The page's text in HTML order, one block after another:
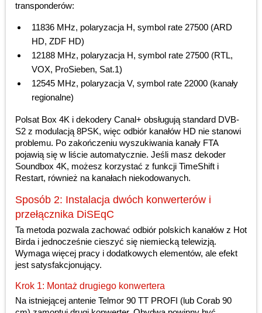
transponderów:
11836 MHz, polaryzacja H, symbol rate 27500 (ARD
HD, ZDF HD)
12188 MHz, polaryzacja H, symbol rate 27500 (RTL,
VOX, ProSieben, Sat.1)
12545 MHz, polaryzacja V, symbol rate 22000 (kanały
regionalne)
Polsat Box 4K i dekodery Canal+ obsługują standard DVB-
S2 z modulacją 8PSK, więc odbiór kanałów HD nie stanowi
problemu. Po zakończeniu wyszukiwania kanały FTA
pojawią się w liście automatycznie. Jeśli masz dekoder
Soundbox 4K, możesz korzystać z funkcji TimeShift i
Restart, również na kanałach niekodowanych.
Sposób 2: Instalacja dwóch konwerterów i
przełącznika DiSEqC
Ta metoda pozwala zachować odbiór polskich kanałów z Hot
Birda i jednocześnie cieszyć się niemiecką telewizją.
Wymaga więcej pracy i dodatkowych elementów, ale efekt
jest satysfakcjonujący.
Krok 1: Montaż drugiego konwertera
Na istniejącej antenie Telmor 90 TT PROFI (lub Corab 90